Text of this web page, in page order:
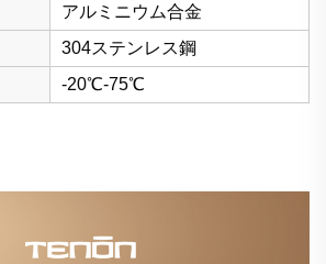
アルミニウム合金
304ステンレス鋼
-20℃-75℃